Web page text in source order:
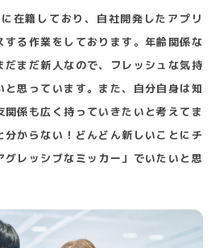
在籍しており、自社開発したアプリ
する作業をしております。年齢関係な
だまだ新人なので、フレッシュな気持
思っています。また、自分自身は知
係も広く持っていきたいと考えてま
からない！どんどん新しいことにチ
グレッシブなミッカー」でいたいと思